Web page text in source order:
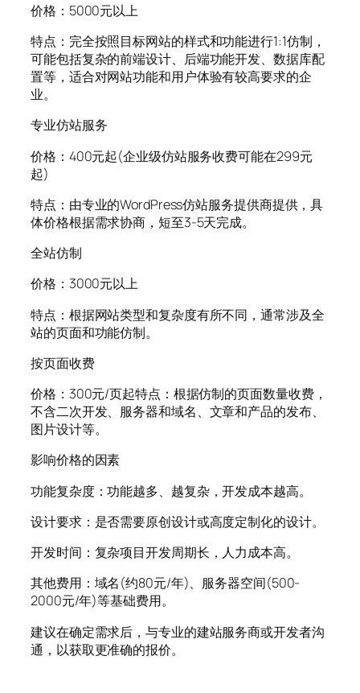
价格：5000元以上
特点：完全按照目标网站的样式和功能进行1:1仿制，
可能包括复杂的前端设计、后端功能开发、数据库配
置等，适合对网站功能和用户体验有较高要求的企
业。
专业仿站服务
价格：400元起(企业级仿站服务收费可能在299元
起)
特点：由专业的WordPress仿站服务提供商提供，具
体价格根据需求协商，短至3-5天完成。
全站仿制
价格：3000元以上
特点：根据网站类型和复杂度有所不同，通常涉及全
站的页面和功能仿制。
按页面收费
价格：300元/页起特点：根据仿制的页面数量收费，
不含二次开发、服务器和域名、文章和产品的发布、
图片设计等。
影响价格的因素
功能复杂度：功能越多、越复杂，开发成本越高。
设计要求：是否需要原创设计或高度定制化的设计。
开发时间：复杂项目开发周期长，人力成本高。
其他费用：域名(约80元/年)、服务器空间(500-
2000元/年)等基础费用。
建议在确定需求后，与专业的建站服务商或开发者沟
通，以获取更准确的报价。